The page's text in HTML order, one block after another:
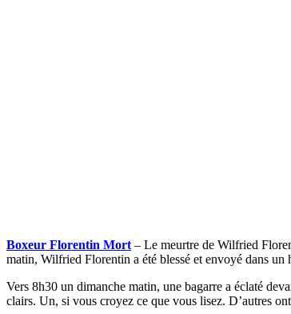
Boxeur Florentin Mort– Le meurtre de Wilfried
matin, Wilfried Florentin a été blessé et envoyé dans
Vers 8h30 un dimanche matin, une bagarre a éclaté
clairs. Un, si vous croyez ce que vous lisez. D’autres